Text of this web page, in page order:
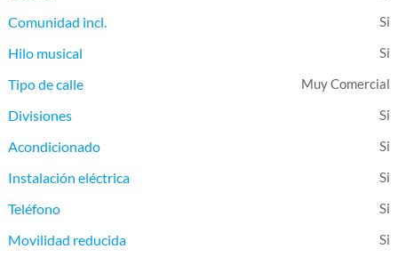
Comunidad incl.
Hilo musical
Tipo de calle
Muy Comercial
Divisiones
Acondicionado
Instalación eléctrica
Teléfono
Movilidad reducida